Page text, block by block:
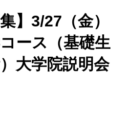
】3/27（金）
ース（基礎生
大学院説明会